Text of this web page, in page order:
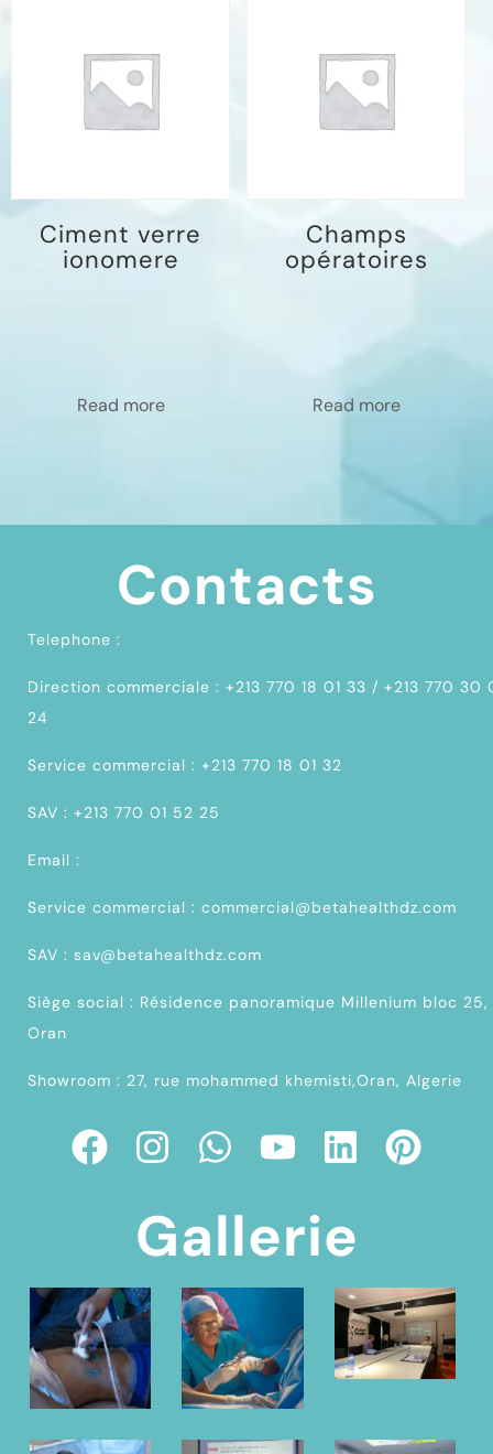
Ciment verre
ionomere
Read more
Champs
opératoires
Read more
Contacts
Telephone :
Direction commerciale : +213 770 18 01 33 / +213 770 30
24
Service commercial : +213 770 18 01 32
SAV : +213 770 01 52 25
Email :
Service commercial : commercial@betahealthdz.com
SAV : sav@betahealthdz.com
Siège social : Résidence panoramique Millenium bloc 25,
Oran
Showroom : 27, rue mohammed khemisti,Oran, Algerie
Gallerie